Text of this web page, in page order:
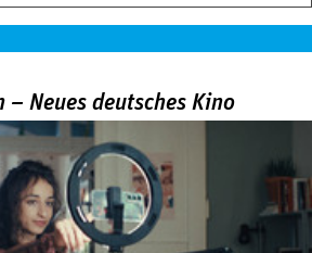
– Neues deutsches Kino